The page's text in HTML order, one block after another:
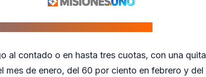
al contado o en hasta tres cuotas, con una quita
mes de enero, del 60 por ciento en febrero y del